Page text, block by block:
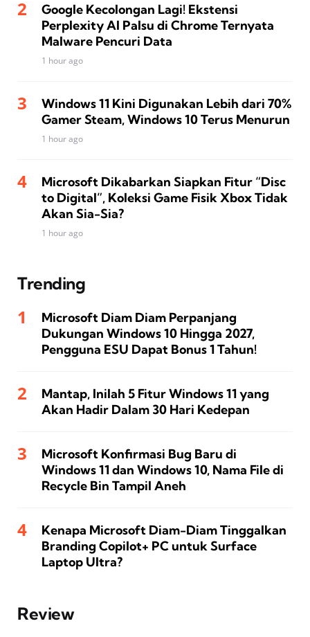
Google Kecolongan Lagi! Ekstensi
Perplexity AI Palsu di Chrome Ternyata
Malware Pencuri Data
1 hour ago
Windows 11 Kini Digunakan Lebih dari 70%
Gamer Steam, Windows 10 Terus Menurun
1 hour ago
Microsoft Dikabarkan Siapkan Fitur “Disc
to Digital”, Koleksi Game Fisik Xbox Tidak
Akan Sia-Sia?
1 hour ago
Trending
Microsoft Diam Diam Perpanjang
Dukungan Windows 10 Hingga 2027,
Pengguna ESU Dapat Bonus 1 Tahun!
Mantap, Inilah 5 Fitur Windows 11 yang
Akan Hadir Dalam 30 Hari Kedepan
Microsoft Konfirmasi Bug Baru di
Windows 11 dan Windows 10, Nama File di
Recycle Bin Tampil Aneh
Kenapa Microsoft Diam-Diam Tinggalkan
Branding Copilot+ PC untuk Surface
Laptop Ultra?
Review